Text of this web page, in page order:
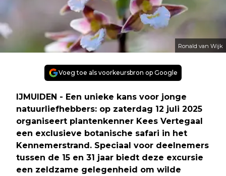
Ronald van Wijk
Voeg toe als voorkeursbron op Google
IJMUIDEN - Een unieke kans voor jonge
natuurliefhebbers: op zaterdag 12 juli 2025
organiseert plantenkenner Kees Vertegaal
een exclusieve botanische safari in het
Kennemerstrand. Speciaal voor deelnemers
tussen de 15 en 31 jaar biedt deze excursie
een zeldzame gelegenheid om wilde